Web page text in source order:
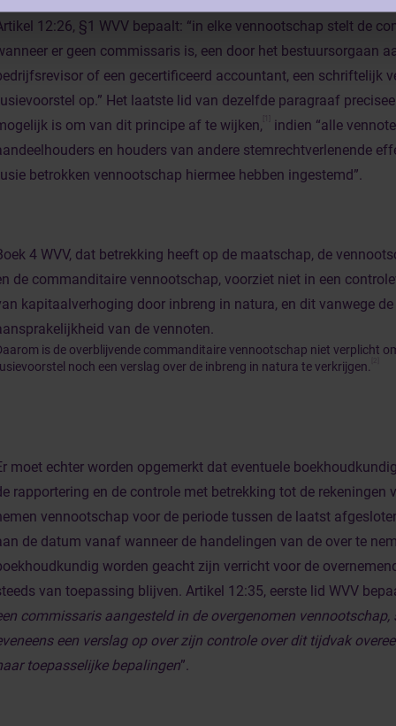
12:26, §1 WVV bepaalt: “in elke vennootschap stelt de
er geen commissaris is, een door het bestuursorgaan
of een gecertificeerd accountant, een schriftelijk
op.” Het laatste lid van dezelfde paragraaf
is om van dit principe af te wijken,
indien “alle
en houders van andere stemrechtverlenende
betrokken vennootschap hiermee hebben ingestemd”.
4 WVV, dat betrekking heeft op de maatschap, de
de commanditaire vennootschap, voorziet niet in een
kapitaalverhoging door inbreng in natura, en dit vanwege
van de vennoten.
is de overblijvende commanditaire vennootschap niet verplicht
noch een verslag over de inbreng in natura te verkrijgen.
moet echter worden opgemerkt dat eventuele
rapportering en de controle met betrekking tot de rekeningen
vennootschap voor de periode tussen de laatst
de datum vanaf wanneer de handelingen van de over te
worden geacht zijn verricht voor de
van toepassing blijven. Artikel 12:35, eerste lid WVV
commissaris aangesteld in de overgenomen vennootschap,
een verslag op over zijn controle over dit tijdvak
toepasselijke bepalingen”.